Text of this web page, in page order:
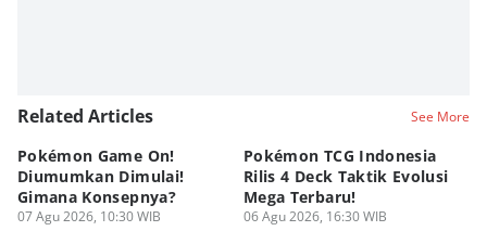
Related Articles See More
Pokémon Game On!
Diumumkan Dimulai!
Gimana Konsepnya?
07 Agu 2026, 10:30 WIB
Pokémon TCG Indonesia
Rilis 4 Deck Taktik Evolusi
Mega Terbaru!
06 Agu 2026, 16:30 WIB